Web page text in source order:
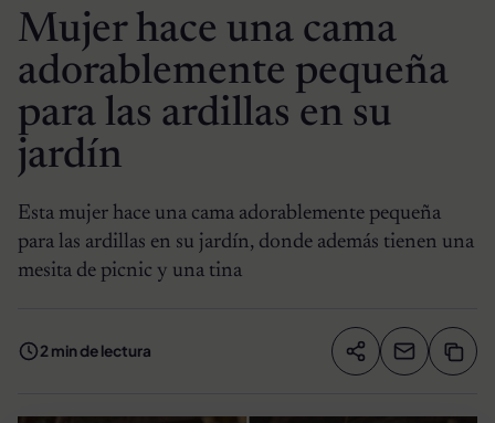
Mujer hace una cama
adorablemente pequeña
para las ardillas en su
jardín
Esta mujer hace una cama adorablemente pequeña
para las ardillas en su jardín, donde además tienen una
mesita de picnic y una tina
2 min de lectura Compartir